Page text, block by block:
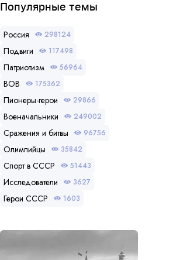
Популярные темы
Россия 298124
Подвиги 117498
Патриотизм 56964
ВОВ 175362
Пионеры-герои 29866
Военачальники 249002
Сражения и битвы 96756
Олимпийцы 35842
Спорт в СССР 51443
Исследователи 3627
Герои СССР 1603